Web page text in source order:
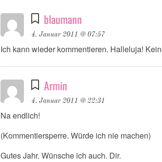
blaumann
4. Januar 2011 @ 07:57
Ich kann wieder kommentieren. Halleluja!
Armin
4. Januar 2011 @ 22:31
Na endlich!
(Kommentiersperre. Würde ich nie machen)
Gutes Jahr. Wünsche ich auch. Dir.